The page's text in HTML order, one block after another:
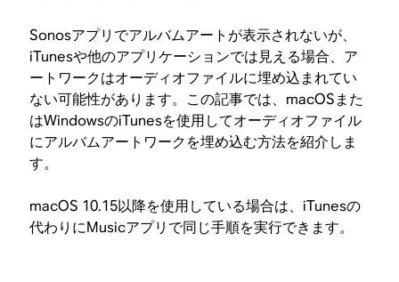
Sonosアプリでアルバムアートが表示されないが、
iTunesや他のアプリケーションでは見える場合、ア
ートワークはオーディオファイルに埋め込まれてい
ない可能性があります。この記事では、macOSまた
はWindowsのiTunesを使用してオーディオファイル
にアルバムアートワークを埋め込む方法を紹介しま
す。
macOS 10.15以降を使用している場合は、iTunesの
代わりにMusicアプリで同じ手順を実行できます。